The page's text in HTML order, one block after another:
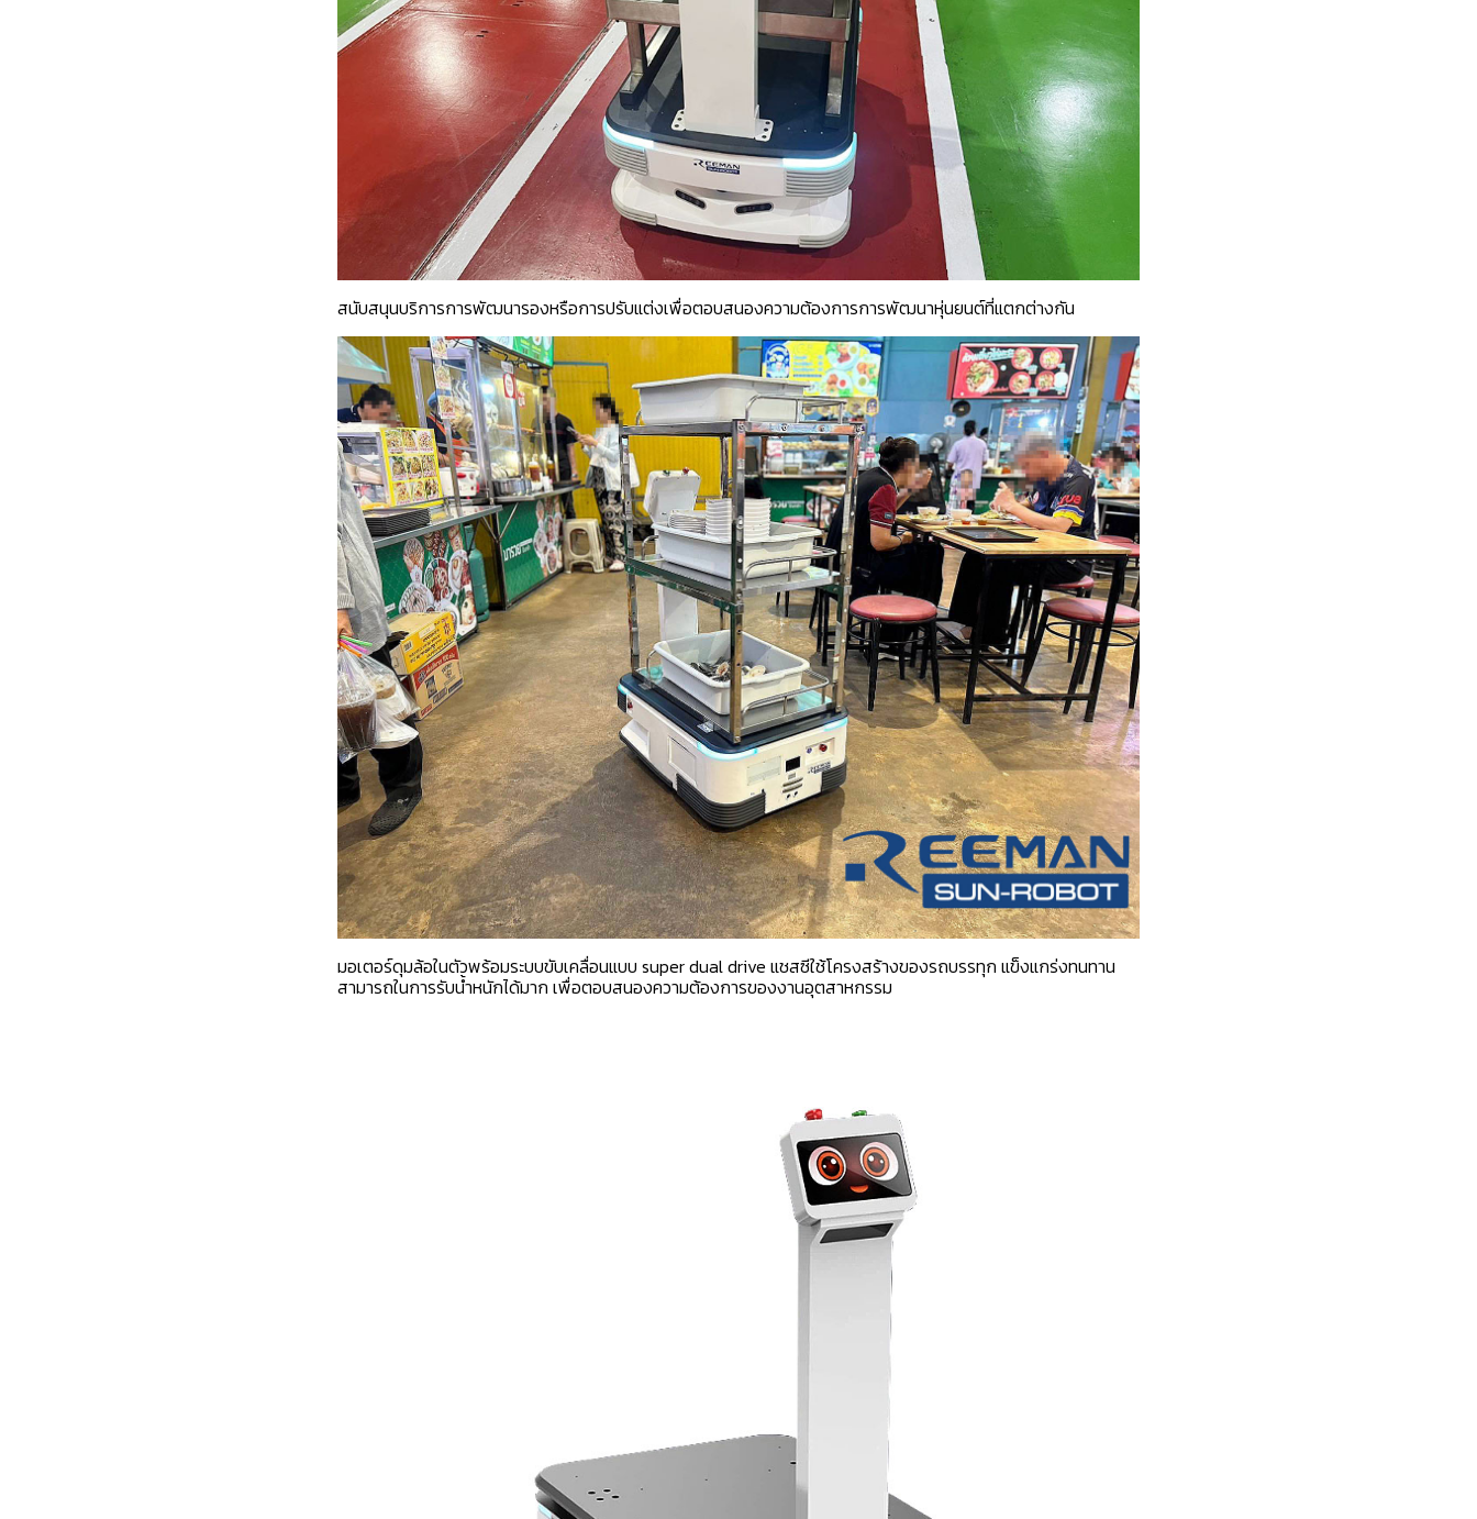
สนับสนุนบริการการพัฒนารองหรือการปรับแต่งเพื่อตอบสนองความต้องการการพัฒนาหุ่นยนต์ที่แตกต่างกัน
มอเตอร์ดุมล้อในตัวพร้อมระบบขับเคลื่อนแบบ super dual drive แชสซีใช้โครงสร้างของรถบรรทุก แข็งแกร่งทนทาน
สามารถในการรับน้ำหนักได้มาก เพื่อตอบสนองความต้องการของงานอุตสาหกรรม